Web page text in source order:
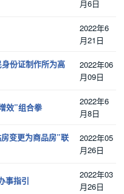
月6日
2022年6
月21日
份证制作所为高
2022年06
月09日
效”组合拳
2022年6
月8日
变更为商品房”联
2022年05
月26日
事指引
2022年03
月26日